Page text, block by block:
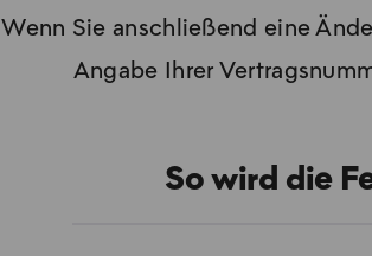
Wenn Sie anschließend eine
Angabe Ihrer
So wird die